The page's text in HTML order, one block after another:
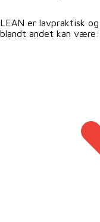
LEAN er lavpraktisk
blandt andet kan være: